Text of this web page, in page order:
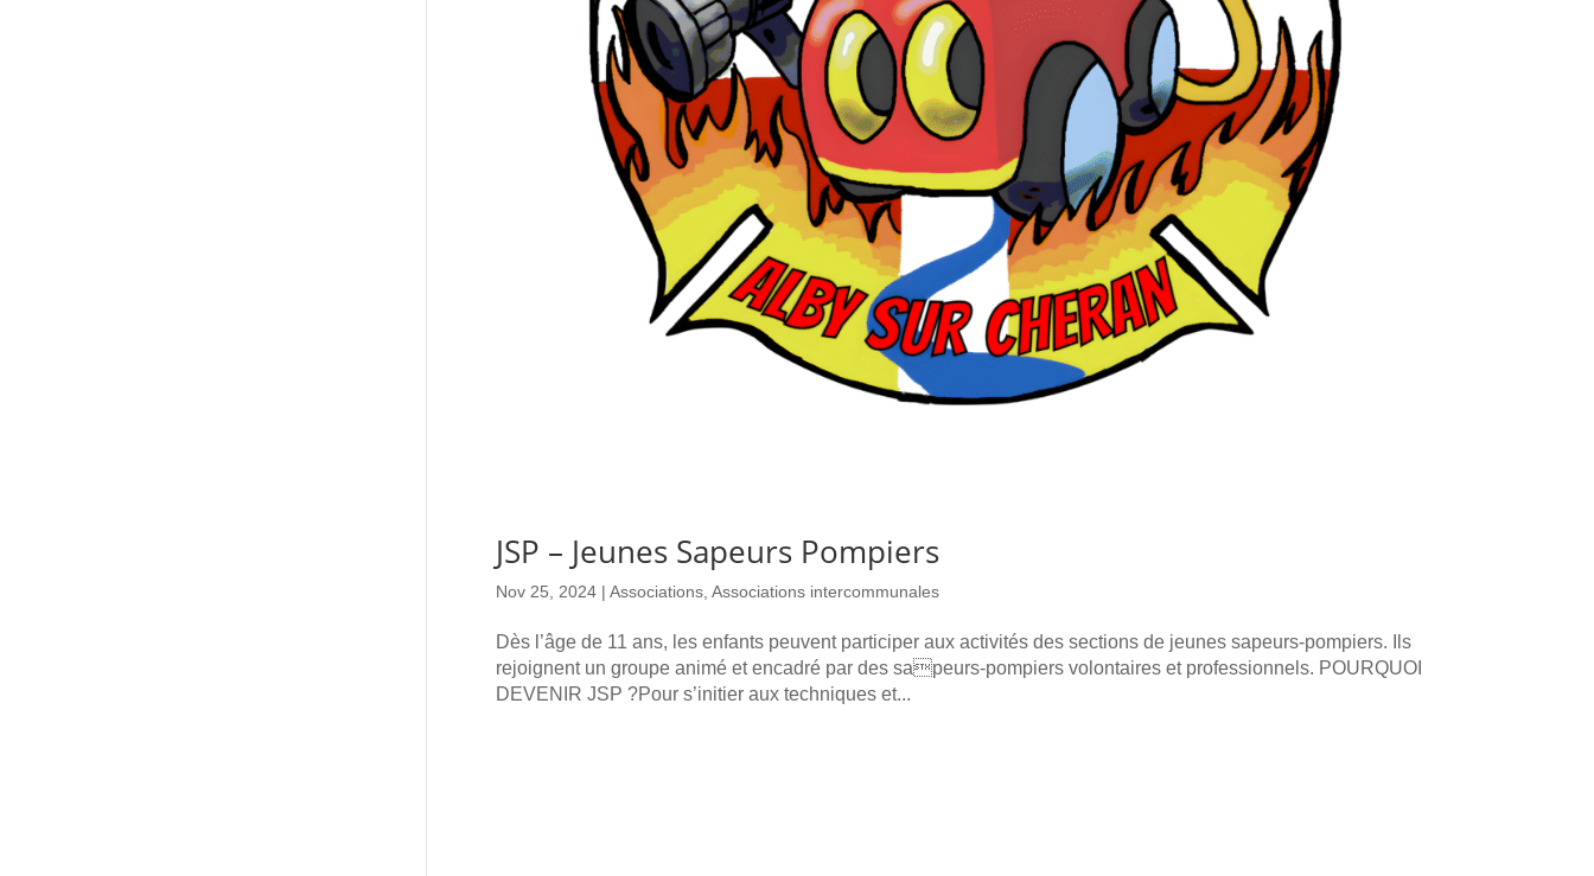
JSP – Jeunes Sapeurs Pompiers
Nov 25, 2024| Associations, Associations intercommunales
Dès l’âge de 11 ans, les enfants peuvent participer aux activités des sections de jeunes sapeurs-pompiers. Ils
rejoignent un groupe animé et encadré par des sapeurs-pompiers volontaires et professionnels. POURQUOI
DEVENIR JSP ?Pour s’initier aux techniques et...